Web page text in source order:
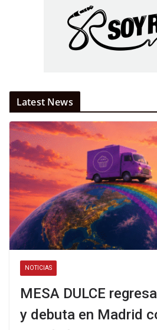
Latest News
NOTICIAS
MESA DULCE
y debuta en Madrid